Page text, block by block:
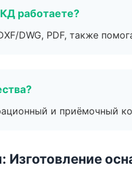
работаете?
DWG, PDF, также
и приёмочный